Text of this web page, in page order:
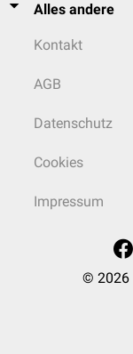
Alles andere
Kontakt
AGB
Datenschutz
Cookies
Impressum
© 2026